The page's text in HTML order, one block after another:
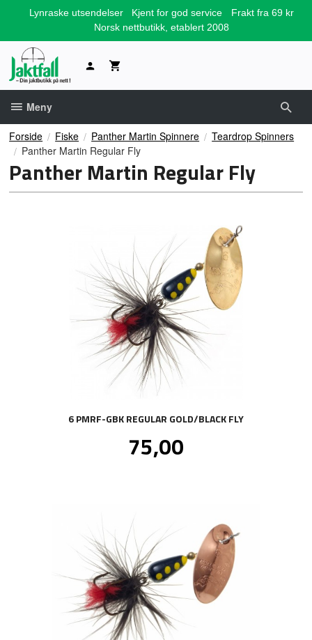
Lynraske utsendelser Kjent for god service
Frakt fra 69 kr
Norsk nettbutikk, etablert 2008
Meny
Forside Fiske Panther Martin Spinnere
Teardrop Spinners
Panther Martin Regular Fly
Panther Martin Regular Fly
6 PMRF-GBK REGULAR GOLD/BLACK FLY
Pris
75,00